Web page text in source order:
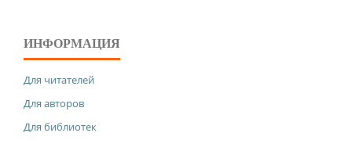
ИНФОРМАЦИЯ
Для читателей
Для авторов
Для библиотек